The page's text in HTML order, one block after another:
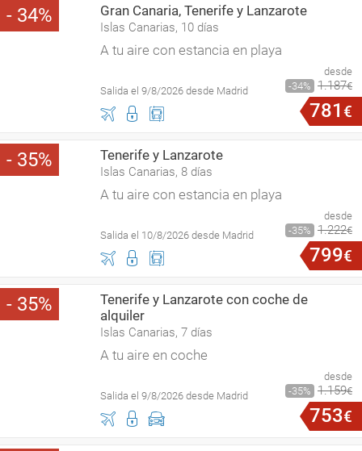
34 Gran Canaria, Tenerife y Lanzarote
Islas Canarias, 10 días
A tu aire con estancia en playa
Salida el 9/8/2026 desde Madrid
desde
34
1.187€
781 €
35 Tenerife y Lanzarote
Islas Canarias, 8 días
A tu aire con estancia en playa
Salida el 10/8/2026 desde Madrid
desde
35
1.222€
799€
35
Tenerife y Lanzarote con coche de
alquiler
Islas Canarias, 7 días
A tu aire en coche
Salida el 9/8/2026 desde Madrid
desde
35
1.159€
753€